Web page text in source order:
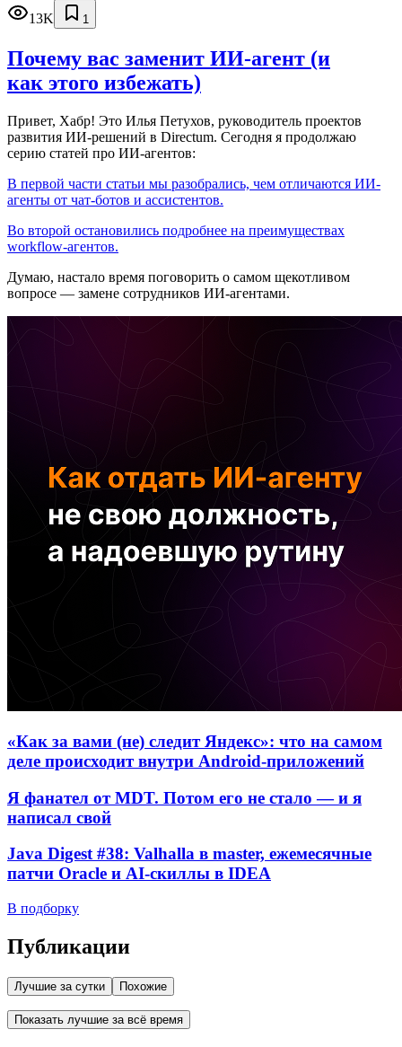
13K
1
Почему вас заменит ИИ‑агент (и
как этого избежать)
Привет, Хабр! Это Илья Петухов, руководитель проектов
развития ИИ-решений в Directum. Сегодня я продолжаю
серию статей про ИИ-агентов:
В первой части статьи мы разобрались, чем отличаются ИИ-
агенты от чат-ботов и ассистентов.
Во второй остановились подробнее на преимуществах
workflow-агентов.
Думаю, настало время поговорить о самом щекотливом
вопросе — замене сотрудников ИИ-агентами.
«Как за вами (не) следит Яндекс»: что на самом
деле происходит внутри Android-приложений
Я фанател от MDT. Потом его не стало — и я
написал свой
Java Digest #38: Valhalla в master, ежемесячные
патчи Oracle и AI-скиллы в IDEA
В подборку
Публикации
Лучшие за сутки Похожие
Показать лучшие за всё время